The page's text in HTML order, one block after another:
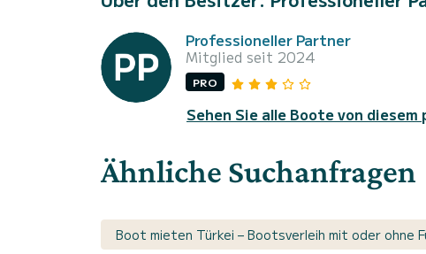
Professioneller Partner
Mitglied seit 2024
PRO
Sehen Sie alle Boote von
Ähnliche Suchanfragen
Boot mieten Türkei – Bootsverleih mit oder ohne